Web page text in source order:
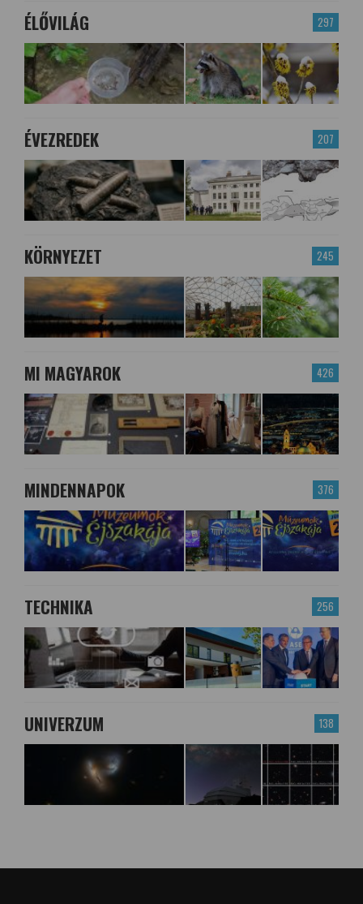
297
ÉLŐVILÁG
207
ÉVEZREDEK
245
KÖRNYEZET
426
MI MAGYAROK
376
MINDENNAPOK
256
TECHNIKA
138
UNIVERZUM